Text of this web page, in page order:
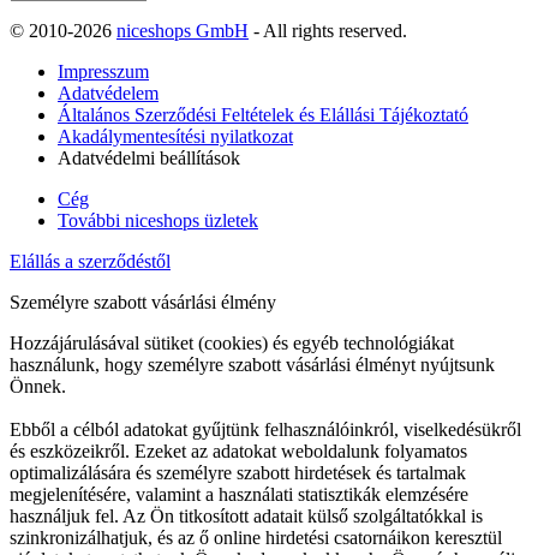
© 2010-2026 niceshops GmbH - All rights reserved.
Impresszum
Adatvédelem
Általános Szerződési Feltételek és Elállási Tájékoztató
Akadálymentesítési nyilatkozat
Adatvédelmi beállítások
Cég
További niceshops üzletek
Elállás a szerződéstől
Személyre szabott vásárlási élmény
Hozzájárulásával sütiket (cookies) és egyéb technológiákat
használunk, hogy személyre szabott vásárlási élményt nyújtsunk
Önnek.
Ebből a célból adatokat gyűjtünk felhasználóinkról, viselkedésükről
és eszközeikről. Ezeket az adatokat weboldalunk folyamatos
optimalizálására és személyre szabott hirdetések és tartalmak
megjelenítésére, valamint a használati statisztikák elemzésére
használjuk fel. Az Ön titkosított adatait külső szolgáltatókkal is
szinkronizálhatjuk, és az ő online hirdetési csatornáikon keresztül